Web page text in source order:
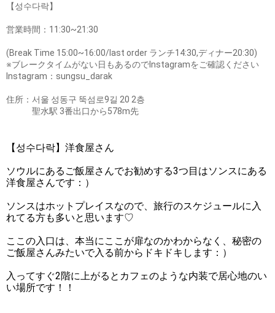
【성수다락】
営業時間：11:30~21:30
(Break Time 15:00~16:00/last order ランチ14:30,ディナー20:30)
※ブレークタイムがない日もあるのでInstagramをご確認ください
Instagram：sungsu_darak
住所：서울 성동구 뚝섬로9길 20 2층
聖水駅 3番出口から578m先
【성수다락】洋食屋さん
ソウルにあるご飯屋さんでお勧めする3つ目はソンスにある
洋食屋さんです：）
ソンスはホットプレイスなので、旅行のスケジュールに入
れてる方も多いと思います♡
ここの入口は、本当にここが扉なのかわからなく、秘密の
ご飯屋さんみたいで入る前からドキドキします：）
入ってすぐ2階に上がるとカフェのような内装で居心地のい
い場所です！！